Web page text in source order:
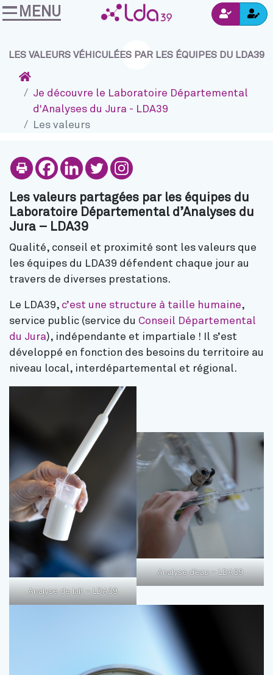
Accéder au contenu
Connexion
MENU
LES VALEURS VÉHICULÉES PAR LES ÉQUIPES DU LDA39
Accueil
Je découvre le Laboratoire Départemental
d'Analyses du Jura - LDA39
Les valeurs
Imprimer
Partager sur Facebook
Partager sur
Partager sur
Partager sur
Les valeurs partagées par les équipes du
Laboratoire Départemental d’Analyses du
Jura – LDA39
Qualité, conseil et proximité sont les valeurs que
les équipes du LDA39 défendent chaque jour au
travers de diverses prestations.
Le LDA39, c’est une structure à taille humaine,
service public (service du Conseil Départemental
du Jura), indépendante et impartiale ! Il s’est
développé en fonction des besoins du territoire au
niveau local, interdépartemental et régional.
Analyse de lait – LDA39
Analyse d’eau – LDA39